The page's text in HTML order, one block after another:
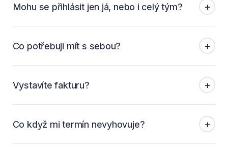
Mohu se přihlásit jen já, nebo i celý tým? +
Co potřebuji mít s sebou? +
Vystavíte fakturu? +
Co když mi termín nevyhovuje? +